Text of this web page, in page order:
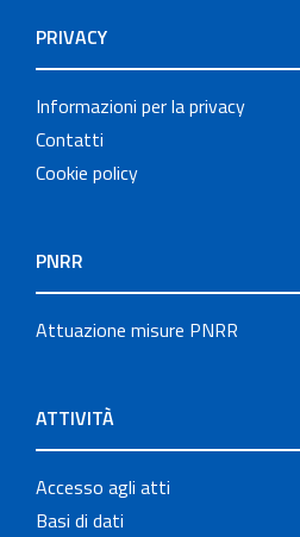
PRIVACY
Informazioni per la privacy
Contatti
Cookie policy
PNRR
Attuazione misure PNRR
ATTIVITÀ
Accesso agli atti
Basi di dati